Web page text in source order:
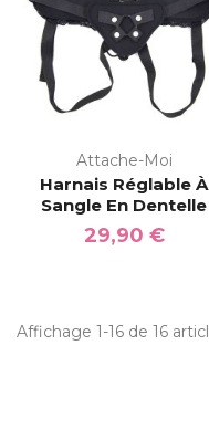
Attache-Moi
Harnais Réglable À
Sangle En Dentelle
29,90 €
Affichage 1-16 de 16